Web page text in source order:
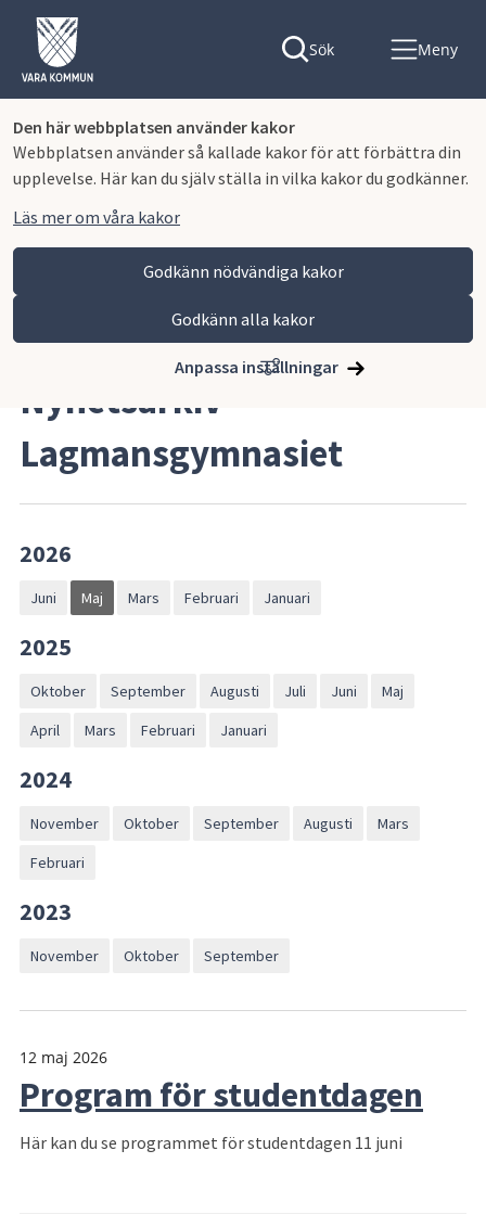
Den här webbplatsen använder kakor
Webbplatsen använder så kallade kakor för att förbättra din
upplevelse. Här kan du själv ställa in vilka kakor du godkänner.
Läs mer om våra kakor
Godkänn nödvändiga kakor
Godkänn alla kakor
Anpassa inställningar
Sök Meny
Lagmansgymnasiet Nyhetsarkiv Lagmansgymnasiet
Nyhetsarkiv
Lagmansgymnasiet
2026
Juni Maj Mars Februari Januari
2025
Oktober September Augusti Juli Juni
Maj
April
Mars Februari Januari
2024
November Oktober September Augusti
Mars
Februari
2023
November Oktober September
12 maj 2026
Program för studentdagen
Här kan du se programmet för studentdagen 11 juni